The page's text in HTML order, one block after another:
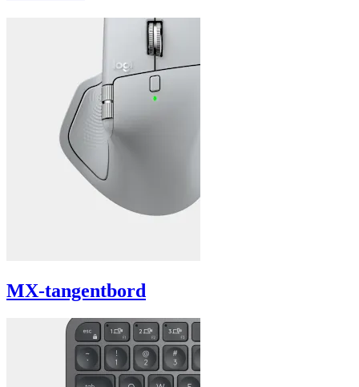
MX-tangentbord